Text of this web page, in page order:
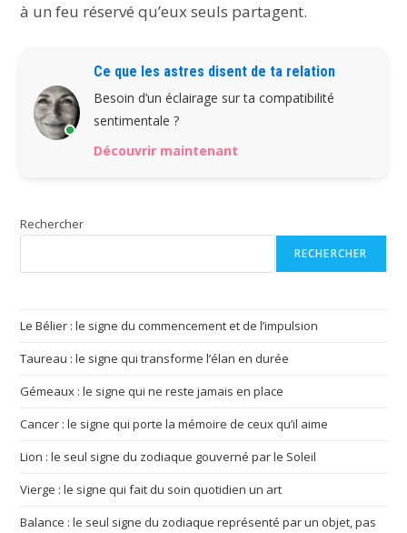
à un feu réservé qu’eux seuls partagent.
Ce que les astres disent de ta relation
Besoin d’un éclairage sur ta compatibilité
sentimentale ?
Découvrir maintenant
Rechercher
RECHERCHER
Le Bélier : le signe du commencement et de l’impulsion
Taureau : le signe qui transforme l’élan en durée
Gémeaux : le signe qui ne reste jamais en place
Cancer : le signe qui porte la mémoire de ceux qu’il aime
Lion : le seul signe du zodiaque gouverné par le Soleil
Vierge : le signe qui fait du soin quotidien un art
Balance : le seul signe du zodiaque représenté par un objet, pas